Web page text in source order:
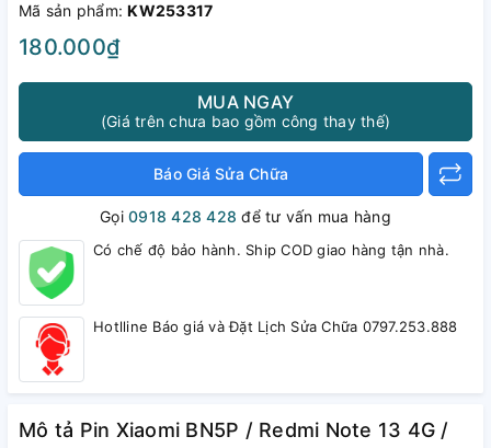
Mã sản phẩm:KW253317
180.000₫
MUA NGAY
(Giá trên chưa bao gồm công thay thế)
Báo Giá Sửa Chữa
Gọi0918 428 428 để tư vấn mua hàng
Có chế độ bảo hành. Ship COD giao hàng tận nhà.
Hotlline Báo giá và Đặt Lịch Sửa Chữa 0797.253.888
Mô tả Pin Xiaomi BN5P / Redmi Note 13 4G /